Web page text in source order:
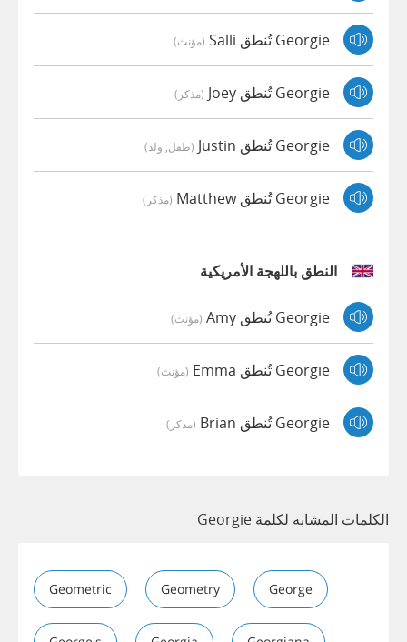
Georgie تُنطق Salli (مؤنث)
Georgie تُنطق Joey (مذكر)
Georgie تُنطق Justin (طفل, ولد)
Georgie تُنطق Matthew (مذكر)
النطق باللهجة الأمريكية
Georgie تُنطق Amy (مؤنث)
Georgie تُنطق Emma (مؤنث)
Georgie تُنطق Brian (مذكر)
الكلمات المشابه لكلمة Georgie
Geometric Geometry George